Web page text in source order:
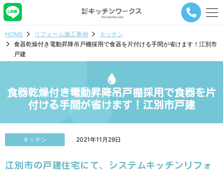
メ
ー
ビ
シ
ョ
タ
HOME リフォーム施工事例
キッチン
食器乾燥付き電動昇降吊戸棚採用で食器を片付ける手間が省けます！江別市
戸建
食器乾燥付き電動昇降吊戸棚採用で食器を片
付ける手間が省けます！江別市戸建
キッチン 2021年11月29日
江別市の戸建住宅にて、システムキッチンリフォ